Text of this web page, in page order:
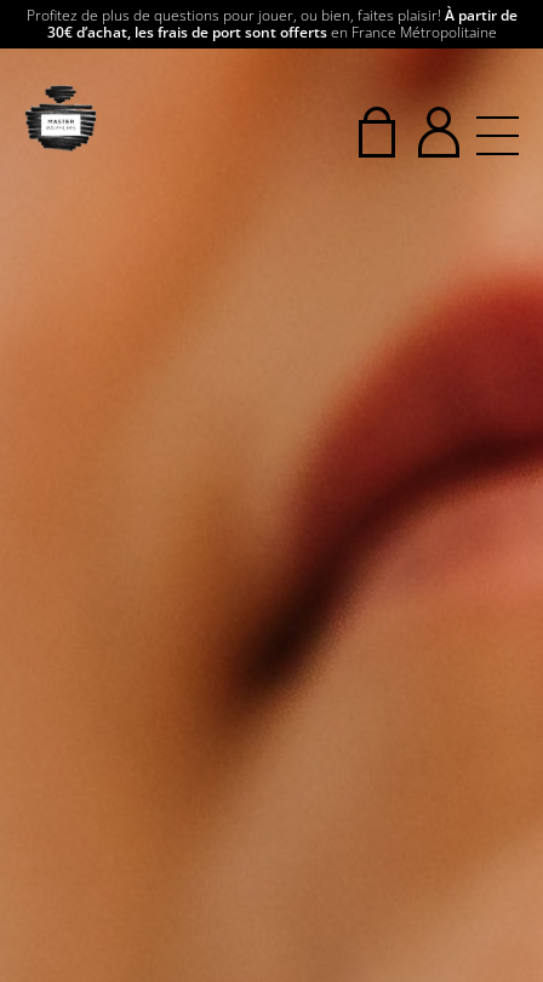
Profitez de plus de questions pour jouer, ou bien, faites plaisir! À partir de
30€ d’achat, les frais de port sont offertsen France Métropolitaine